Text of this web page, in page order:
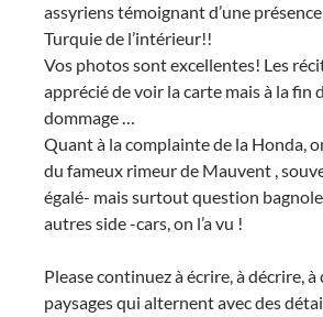
assyriens témoignant d’une
Turquie de l’intérieur!!
Vos photos sont excellentes! Les
apprécié de voir la carte mais à la fin
dommage …
Quant à la complainte de la Honda,
du fameux rimeur de Mauvent ,
égalé- mais surtout question
autres side -cars, on l’a vu !
Please continuez à écrire, à décrire,
paysages qui alternent avec des